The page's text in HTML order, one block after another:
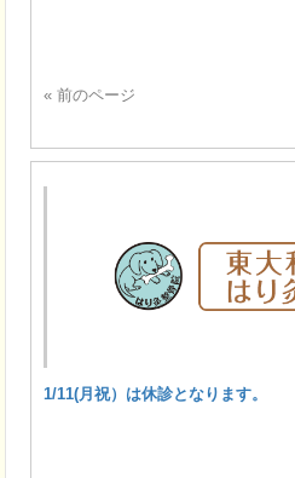
« 前のページ
1/11(月祝）は休診となります。